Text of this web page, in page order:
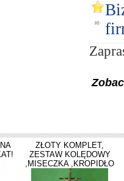
ZŁOTY KOMPLET,
ZESTAW KOLĘDOWY
,MISECZKA ,KROPIDŁO